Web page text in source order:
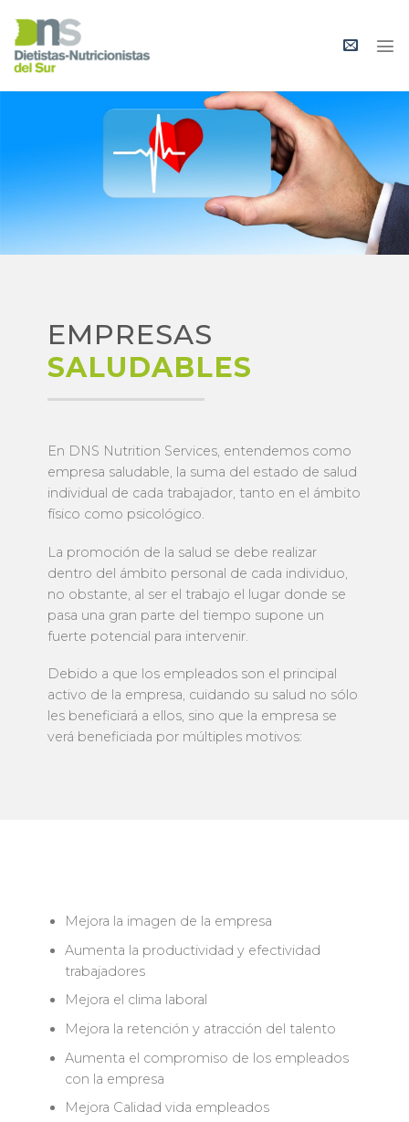
content
EMPRESAS
SALUDABLES
En DNS Nutrition Services, entendemos como
empresa saludable, la suma del estado de salud
individual de cada trabajador, tanto en el ámbito
físico como psicológico.
La promoción de la salud se debe realizar
dentro del ámbito personal de cada individuo,
no obstante, al ser el trabajo el lugar donde se
pasa una gran parte del tiempo supone un
fuerte potencial para intervenir.
Debido a que los empleados son el principal
activo de la empresa, cuidando su salud no sólo
les beneficiará a ellos, sino que la empresa se
verá beneficiada por múltiples motivos:
Mejora la imagen de la empresa
Aumenta la productividad y efectividad
trabajadores
Mejora el clima laboral
Mejora la retención y atracción del talento
Aumenta el compromiso de los empleados
con la empresa
Mejora Calidad vida empleados